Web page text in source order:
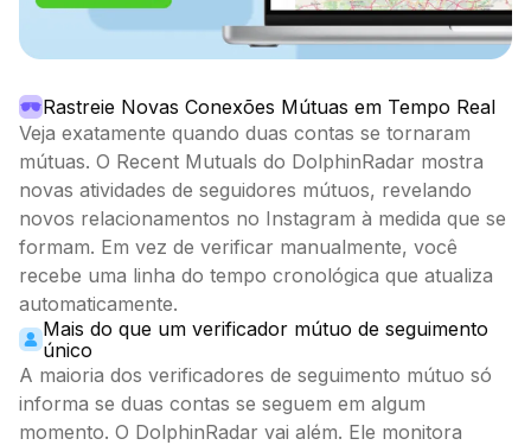
Rastreie Novas Conexões Mútuas em Tempo Real
Veja exatamente quando duas contas se tornaram
mútuas. O Recent Mutuals do DolphinRadar mostra
novas atividades de seguidores mútuos, revelando
novos relacionamentos no Instagram à medida que se
formam. Em vez de verificar manualmente, você
recebe uma linha do tempo cronológica que atualiza
automaticamente.
Mais do que um verificador mútuo de seguimento
único
A maioria dos verificadores de seguimento mútuo só
informa se duas contas se seguem em algum
momento. O DolphinRadar vai além. Ele monitora